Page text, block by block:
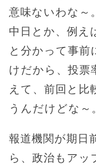
意味ないわな～
中日とか、例え
と分かって事前
けだから、投票
えて、前回と比
うんだけどな～
報道機関が期日
ら、政治もアッ